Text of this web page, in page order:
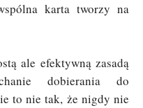
karta tworzy na
ale efektywną zasadą
dobierania do
to nie tak, że nigdy nie